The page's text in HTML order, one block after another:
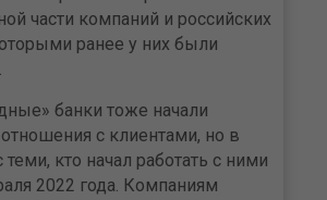
части компаний и российских
ранее у них были
банки тоже начали
с клиентами, но в
кто начал работать с ними
2022 года. Компаниям